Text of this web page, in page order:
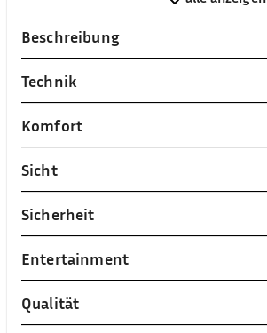
Beschreibung
Technik
Komfort
Sicht
Sicherheit
Entertainment
Qualität